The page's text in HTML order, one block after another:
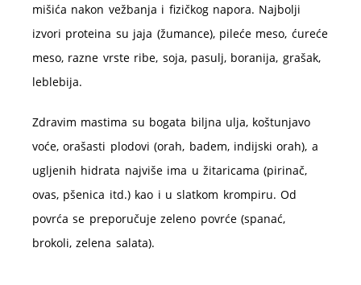
mišića nakon vežbanja i fizičkog napora. Najbolji
izvori proteina su jaja (žumance), pileće meso, ćureće
meso, razne vrste ribe, soja, pasulj, boranija, grašak,
leblebija.
Zdravim mastima su bogata biljna ulja, koštunjavo
voće, orašasti plodovi (orah, badem, indijski orah), a
ugljenih hidrata najviše ima u žitaricama (pirinač,
ovas, pšenica itd.) kao i u slatkom krompiru. Od
povrća se preporučuje zeleno povrće (spanać,
brokoli, zelena salata).